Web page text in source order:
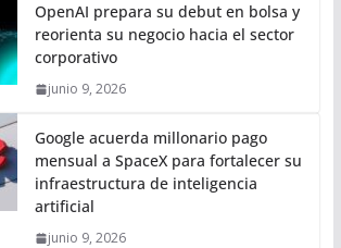
OpenAI prepara su debut en bolsa y
reorienta su negocio hacia el sector
corporativo
junio 9, 2026
Google acuerda millonario pago
mensual a SpaceX para fortalecer su
infraestructura de inteligencia
artificial
junio 9, 2026